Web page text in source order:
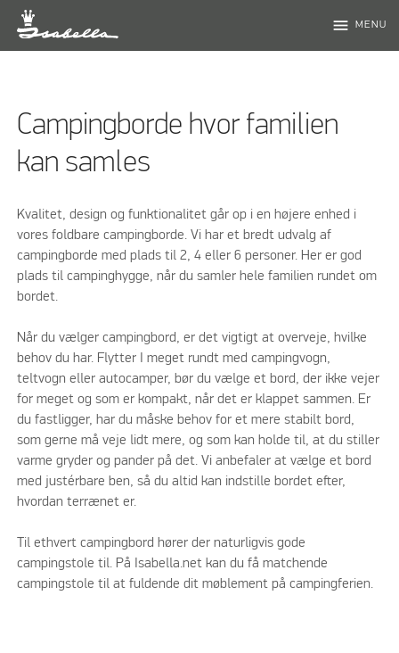
menu MENU
Campingborde hvor familien
kan samles
Kvalitet, design og funktionalitet går op i en højere enhed i
vores foldbare campingborde. Vi har et bredt udvalg af
campingborde med plads til 2, 4 eller 6 personer. Her er god
plads til campinghygge, når du samler hele familien rundet om
bordet.
Når du vælger campingbord, er det vigtigt at overveje, hvilke
behov du har. Flytter I meget rundt med campingvogn,
teltvogn eller autocamper, bør du vælge et bord, der ikke vejer
for meget og som er kompakt, når det er klappet sammen. Er
du fastligger, har du måske behov for et mere stabilt bord,
som gerne må veje lidt mere, og som kan holde til, at du stiller
varme gryder og pander på det. Vi anbefaler at vælge et bord
med justérbare ben, så du altid kan indstille bordet efter,
hvordan terrænet er.
Til ethvert campingbord hører der naturligvis gode
campingstole til. På Isabella.net kan du få matchende
campingstole til at fuldende dit møblement på campingferien.